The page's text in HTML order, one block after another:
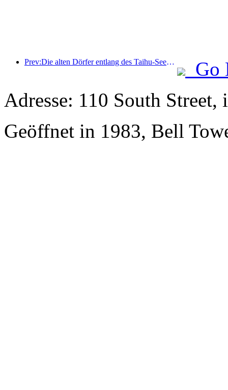
Prev:Die alten Dörfer entlang des Taihu-Sees in Huzhou in der Provinz Zhejiang haben mit der Renovierung und Modernisierung begonnen. Die Investition beträgt fast eine Milliarde Yuan.
Go
Adresse: 110 South Street,
Geöffnet in 1983, Bell